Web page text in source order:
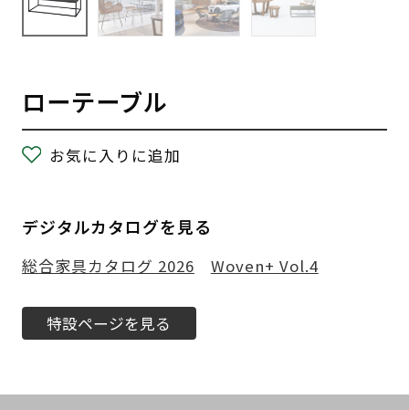
ローテーブル
お気に入りに追加
デジタルカタログを見る
総合家具カタログ 2026 Woven+ Vol.4
特設ページを見る